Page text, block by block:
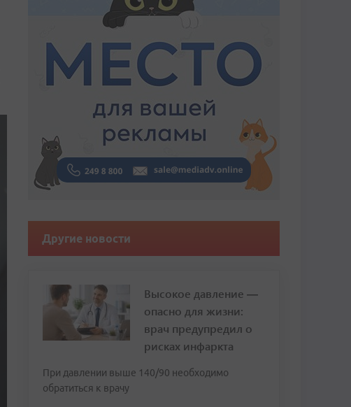
Другие новости
Высокое давление —
опасно для жизни:
врач предупредил о
рисках инфаркта
При давлении выше 140/90 необходимо
обратиться к врачу